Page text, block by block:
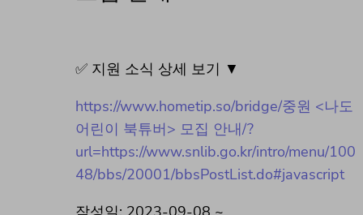
✅ 지원 소식 상세 보기 ▼
https://www.hometip.so/bridge/중원 <나도
어린이 북튜버> 모집 안내/?
url=https://www.snlib.go.kr/intro/menu/100
48/bbs/20001/bbsPostList.do#javascript